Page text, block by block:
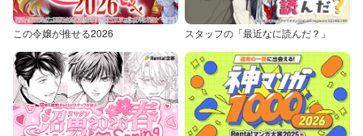
この令嬢が推せる2026 スタッフの「最近なに読んだ？」